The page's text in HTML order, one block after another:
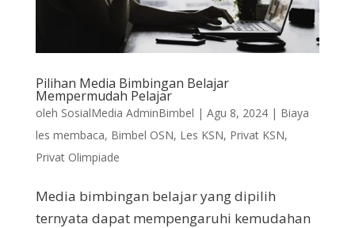
Pilihan Media Bimbingan Belajar
Mempermudah Pelajar
oleh SosialMedia AdminBimbel | Agu 8, 2024| Biaya
les membaca, Bimbel OSN, Les KSN, Privat KSN,
Privat Olimpiade
Media bimbingan belajar yang dipilih
ternyata dapat mempengaruhi kemudahan